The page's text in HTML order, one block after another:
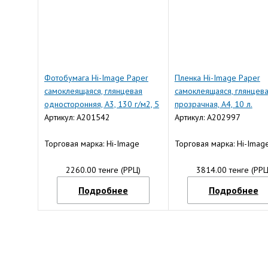
Фотобумага Hi-Image Paper
самоклеящаяся, глянцевая
односторонняя, A3, 130 г/м2, 5
л.
Артикул: A201542
Торговая марка: Hi-Image
2260.00 тенге (РРЦ)
Подробнее
Пленка Hi-Image Paper
самоклеящаяся,
прозрачная, A4, 10 л.
Артикул: A202997
Торговая марка: Hi-
3814.00 тенге
Подробнее